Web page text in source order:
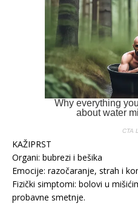
KAŽIPRST
Organi: bubrezi i bešika
Emocije: razočaranje, strah i
Fizički simptomi: bolovi u
probavne smetnje.